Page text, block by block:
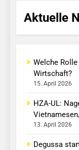
Aktuelle
Welche
Wirtschaft?
15. April 2026
HZA-UL:
13. April 2026
Degussa